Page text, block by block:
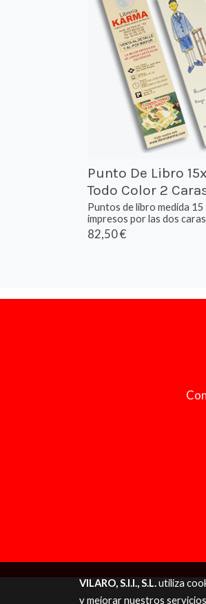
Punto De Libro
Todo Color 2
Puntos de libro medida 15
impresos por las dos caras
82,50 €
VILARO, S.I.I., S.L.utiliza
y mejorar nuestros